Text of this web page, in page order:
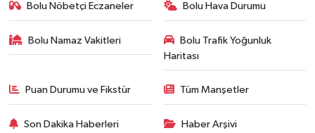
Bolu Nöbetçi Eczaneler Bolu Hava Durumu
Bolu Namaz Vakitleri
Bolu Trafik Yoğunluk
Haritası
Puan Durumu ve Fikstür Tüm Manşetler
Son Dakika Haberleri Haber Arşivi